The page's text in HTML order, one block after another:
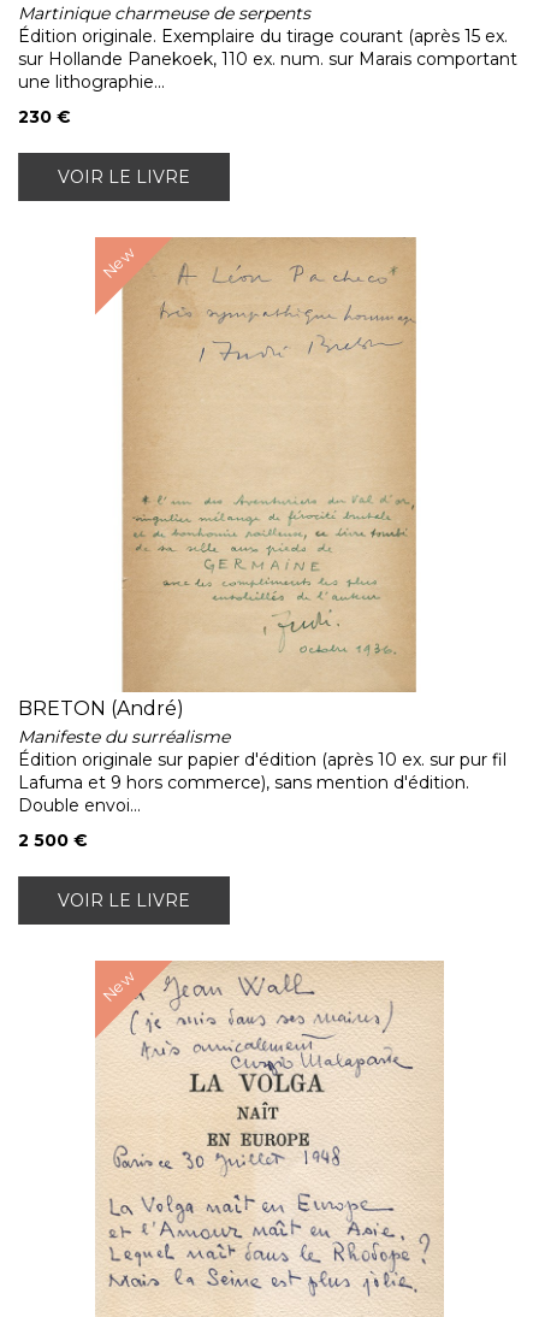
Martinique charmeuse de serpents
Édition originale. Exemplaire du tirage courant (après 15 ex.
sur Hollande Panekoek, 110 ex. num. sur Marais comportant
une lithographie...
230 €
VOIR LE LIVRE
New
BRETON (André)
Manifeste du surréalisme
Édition originale sur papier d'édition (après 10 ex. sur pur fil
Lafuma et 9 hors commerce), sans mention d'édition.
Double envoi...
2 500 €
VOIR LE LIVRE
New